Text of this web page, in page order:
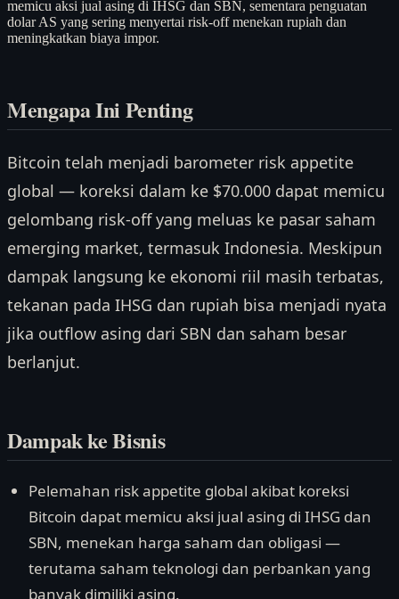
memicu aksi jual asing di IHSG dan SBN, sementara penguatan
dolar AS yang sering menyertai risk-off menekan rupiah dan
meningkatkan biaya impor.
Mengapa Ini Penting
Bitcoin telah menjadi barometer risk appetite
global — koreksi dalam ke $70.000 dapat memicu
gelombang risk-off yang meluas ke pasar saham
emerging market, termasuk Indonesia. Meskipun
dampak langsung ke ekonomi riil masih terbatas,
tekanan pada IHSG dan rupiah bisa menjadi nyata
jika outflow asing dari SBN dan saham besar
berlanjut.
Dampak ke Bisnis
Pelemahan risk appetite global akibat koreksi
Bitcoin dapat memicu aksi jual asing di IHSG dan
SBN, menekan harga saham dan obligasi —
terutama saham teknologi dan perbankan yang
banyak dimiliki asing.